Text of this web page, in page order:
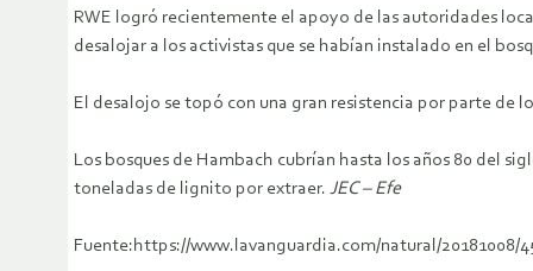
RWE logró recientemente el apoyo de las autoridades
desalojar a los activistas que se habían instalado en el
El desalojo se topó con una gran resistencia por parte de
Los bosques de Hambach cubrían hasta los años 80 del
toneladas de lignito por extraer. JEC – Efe
Fuente:https://www.lavanguardia.com/natural/